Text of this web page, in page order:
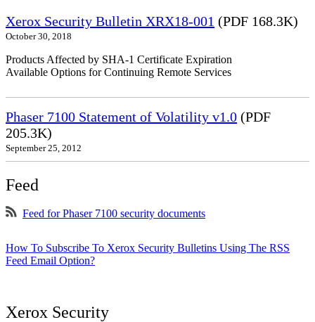
Xerox Security Bulletin XRX18-001 (PDF 168.3K)
October 30, 2018
Products Affected by SHA-1 Certificate Expiration
Available Options for Continuing Remote Services
Phaser 7100 Statement of Volatility v1.0 (PDF
205.3K)
September 25, 2012
Feed
Feed for Phaser 7100 security documents
How To Subscribe To Xerox Security Bulletins Using The RSS
Feed Email Option?
Xerox Security